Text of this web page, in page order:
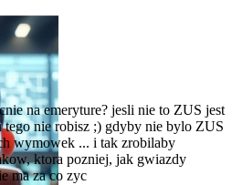
na emeryture? jesli nie to ZUS jest
nie robisz ;) gdyby nie bylo ZUS
wymowek ... i tak zrobilaby
ktora pozniej, jak gwiazdy
ma za co zyc